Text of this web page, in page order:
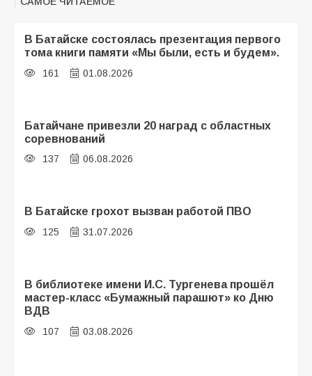
В Батайске состоялась презентация первого
тома книги памяти «Мы были, есть и будем».
161 01.08.2026
Батайчане привезли 20 наград с областных
соревнований
137 06.08.2026
В Батайске грохот вызван работой ПВО
125 31.07.2026
В библиотеке имени И.С. Тургенева прошёл
мастер-класс «Бумажный парашют» ко Дню
ВДВ
107 03.08.2026